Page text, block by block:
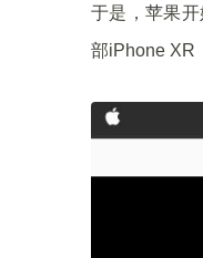
于是，苹果
部iPhone XR